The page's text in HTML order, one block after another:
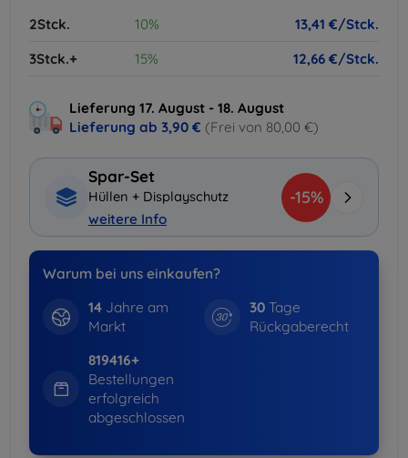
2Stck.
10%
13,41 €/Stck.
3Stck.+
15% 12,66 €/Stck.
Lieferung 17. August - 18. August
Lieferung ab 3,90 € (Frei von 80,00 €)
Spar-Set
Hüllen + Displayschutz
weitere Info
-15%
Warum bei uns einkaufen?
14Jahre am
Markt
30 Tage
Rückgaberecht
819416+
Bestellungen
erfolgreich
abgeschlossen